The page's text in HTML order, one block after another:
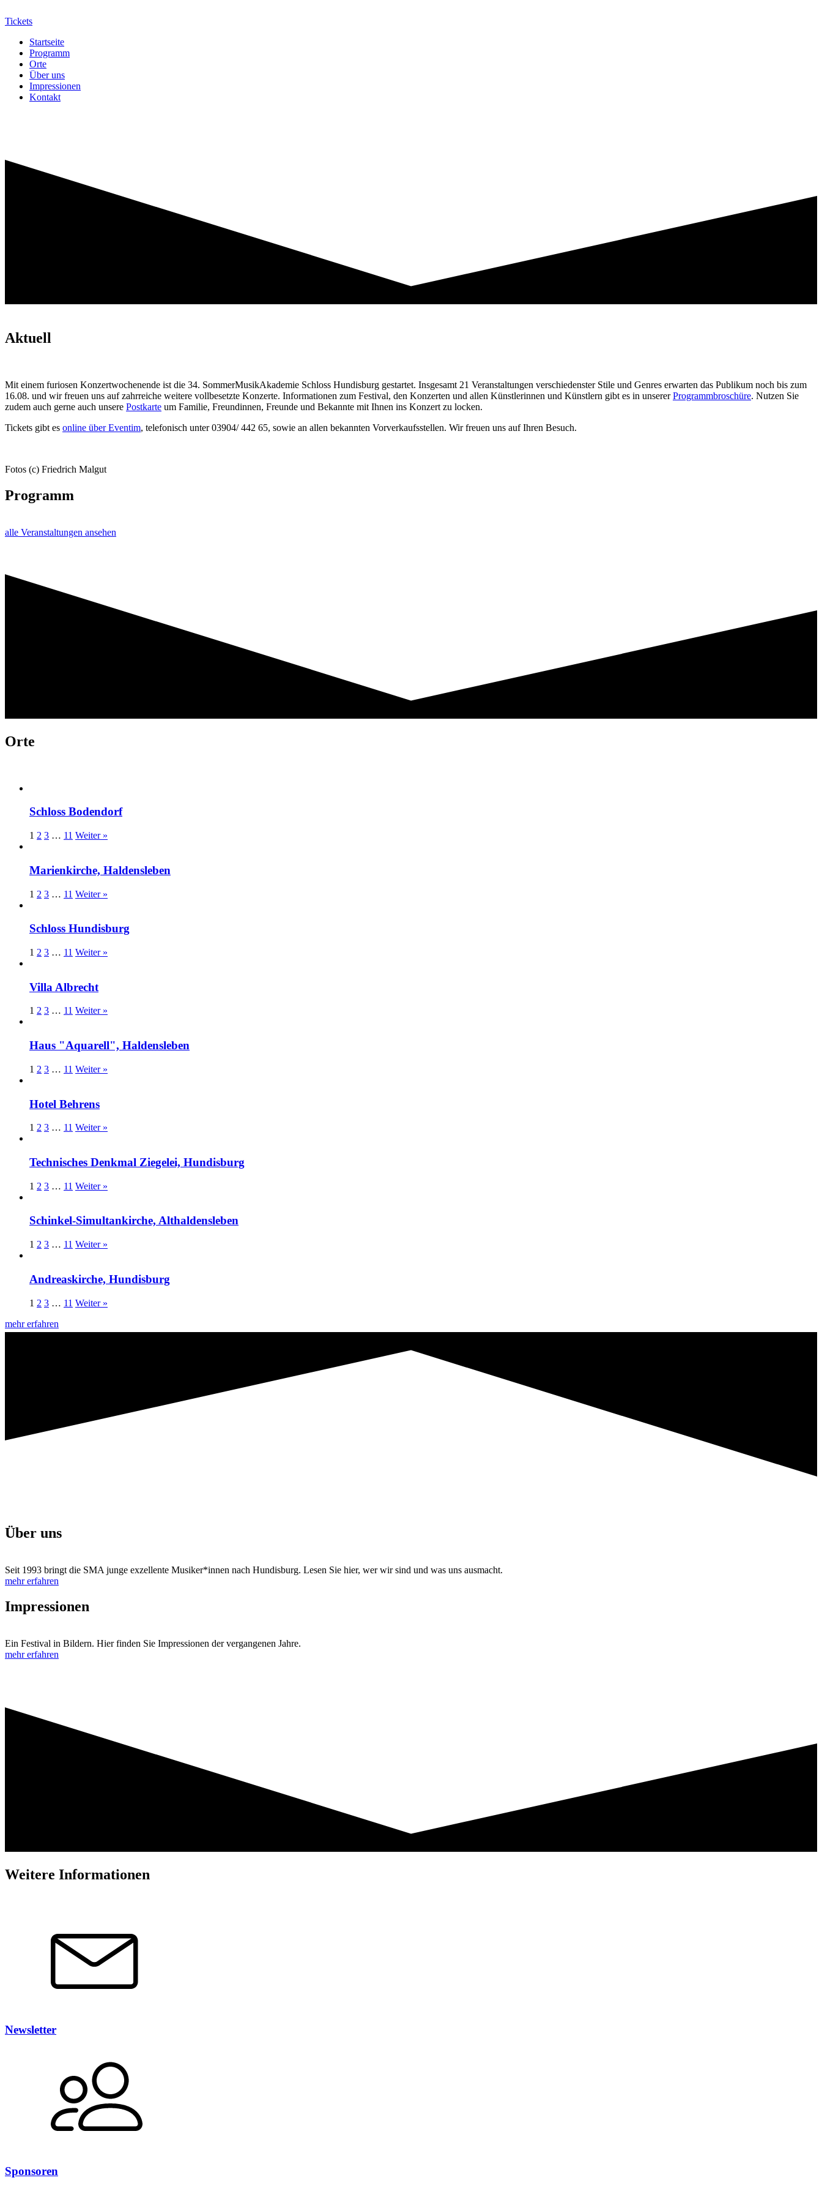
Tickets
Startseite
Programm
Orte
Über uns
Impressionen
Kontakt
Aktuell
Mit einem furiosen Konzertwochenende ist die 34. SommerMusikAkademie Schloss Hundisburg gestartet. Insgesamt 21 Veranstaltungen verschiedenster Stile und Genres erwarten das Publikum noch bis zum
16.08. und wir freuen uns auf zahrreiche weitere vollbesetzte Konzerte. Informationen zum Festival, den Konzerten und allen Künstlerinnen und Künstlern gibt es in unsererProgrammbroschüre. Nutzen Sie
zudem auch gerne auch unsere Postkarte um Familie, Freundinnen, Freunde und Bekannte mit Ihnen ins Konzert zu locken.
Tickets gibt es online über Eventim, telefonisch unter 03904/ 442 65, sowie an allen bekannten Vorverkaufsstellen. Wir freuen uns auf Ihren Besuch.
Fotos (c) Friedrich Malgut
Programm
alle Veranstaltungen ansehen
Orte
Schloss Bodendorf
1 2 3 … 11 Weiter »
Marienkirche, Haldensleben
1 2 3 … 11 Weiter »
Schloss Hundisburg
1 2 3 … 11 Weiter »
Villa Albrecht
1 2 3 … 11 Weiter »
Haus "Aquarell", Haldensleben
1 2 3 … 11 Weiter »
Hotel Behrens
1 2 3 … 11 Weiter »
Technisches Denkmal Ziegelei, Hundisburg
1 2 3 … 11 Weiter »
Schinkel-Simultankirche, Althaldensleben
1 2 3 … 11 Weiter »
Andreaskirche, Hundisburg
1 2 3 … 11 Weiter »
mehr erfahren
Über uns
Seit 1993 bringt die SMA junge exzellente Musiker*innen nach Hundisburg. Lesen Sie hier, wer wir sind und was uns ausmacht.
mehr erfahren
Impressionen
Ein Festival in Bildern. Hier finden Sie Impressionen der vergangenen Jahre.
mehr erfahren
Weitere Informationen
Newsletter
Sponsoren